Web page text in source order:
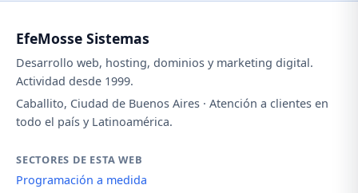
EfeMosse Sistemas
Desarrollo web, hosting, dominios y marketing digital.
Actividad desde 1999.
Caballito, Ciudad de Buenos Aires · Atención a clientes en
todo el país y Latinoamérica.
SECTORES DE ESTA WEB
Programación a medida